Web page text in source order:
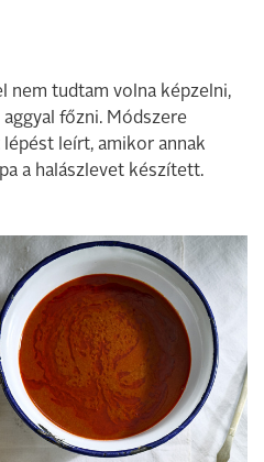
nem tudtam volna képzelni,
főzni. Módszere
leírt, amikor annak
a halászlevet készített.